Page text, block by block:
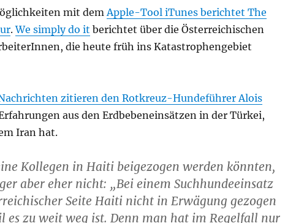
mit demApple-Tool iTunes berichtet The
.We simply do it berichtet über die Österreichischen
die heute früh ins Katastrophengebiet
zitieren den Rotkreuz-Hundeführer Alois
aus den Erdbebeneinsätzen in der Türkei,
Iran hat.
Kollegen in Haiti beigezogen werden könnten,
aber eher nicht: „Bei einem Suchhundeeinsatz
Seite Haiti nicht in Erwägung gezogen
es zu weit weg ist. Denn man hat im Regelfall nur